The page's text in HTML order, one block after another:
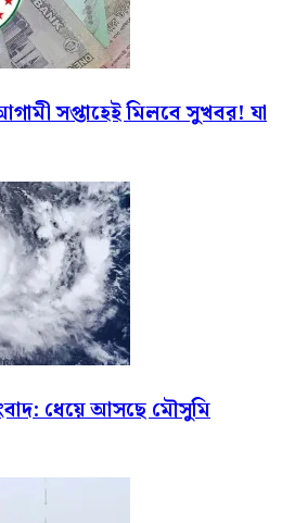
সপ্তাহেই মিলবে সুখবর! যা
ধেয়ে আসছে মৌসুমি